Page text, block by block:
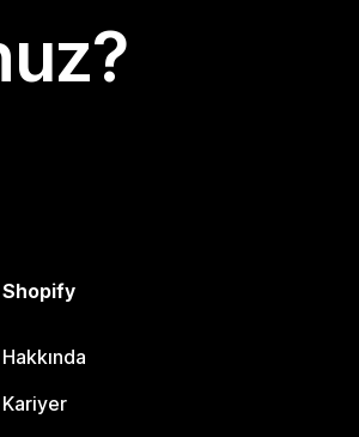
Shopify
Hakkında
Kariyer